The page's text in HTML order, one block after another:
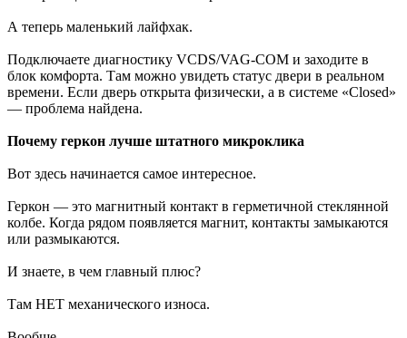
А теперь маленький лайфхак.
Подключаете диагностику VCDS/VAG-COM и заходите в
блок комфорта. Там можно увидеть статус двери в реальном
времени. Если дверь открыта физически, а в системе «Closed»
— проблема найдена.
Почему геркон лучше штатного микроклика
Вот здесь начинается самое интересное.
Геркон — это магнитный контакт в герметичной стеклянной
колбе. Когда рядом появляется магнит, контакты замыкаются
или размыкаются.
И знаете, в чем главный плюс?
Там НЕТ механического износа.